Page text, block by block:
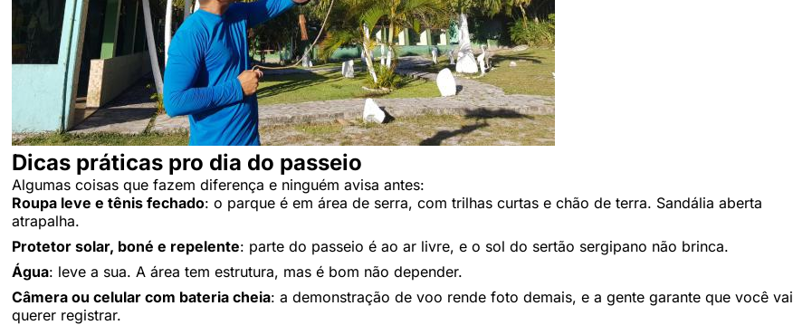
Dicas práticas pro dia do passeio
Algumas coisas que fazem diferença e ninguém avisa antes:
Roupa leve e tênis fechado: o parque é em área de serra, com trilhas curtas e chão de terra. Sandália aberta
atrapalha.
Protetor solar, boné e repelente: parte do passeio é ao ar livre, e o sol do sertão sergipano não brinca.
Água: leve a sua. A área tem estrutura, mas é bom não depender.
Câmera ou celular com bateria cheia: a demonstração de voo rende foto demais, e a gente garante que você vai
querer registrar.